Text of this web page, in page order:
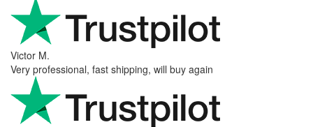
Victor M.
Very professional, fast shipping, will buy again